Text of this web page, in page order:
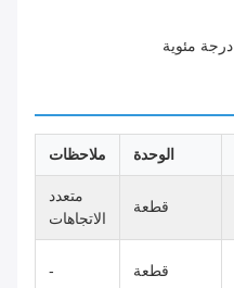
الوحدة ملاحظات
قطعة
متعدد
الاتجاهات
قطعة -